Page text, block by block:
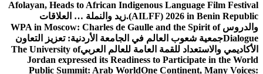
Afolayan, Heads to African Indigenous Language Film Festival
(AILFF) 2026 in Benin Republic. زيد والنملة … العلاقات
والدروسWPA in Moscow: Charles de Gaulle and the Spirit of
Dialogueجمعية شعوب العالم في الجامعة الأردنية: تعزيز التعاون
الأكاديمي والاستعداد للقمة العامة للعالم العربيThe University of
Jordan expressed its Readiness to Participate in the World
Public Summit: Arab WorldOne Continent, Many Voices: